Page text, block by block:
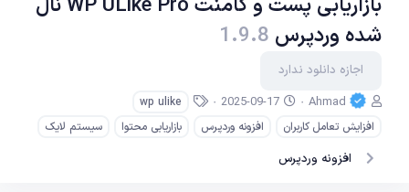
بازاریابی پست و کامنت WP ULike Pro نال
شده وردپرس 1.9.8
اجازه دانلود ندارد
ن
ی
س
ن
Ahmad
ت
خ
2025-09-17
چ
wp ulike
افزایش تعامل کاربران
افزونه وردپرس بازاریابی محتوا سیستم لایک
افزونه وردپرس